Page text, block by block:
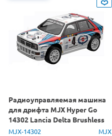
Радиоуправляемая машина
для дрифта MJX Hyper Go
14302 Lancia Delta Brushless
4WD 2.4G LED 1/14 RTR
MJX-14302 MJX